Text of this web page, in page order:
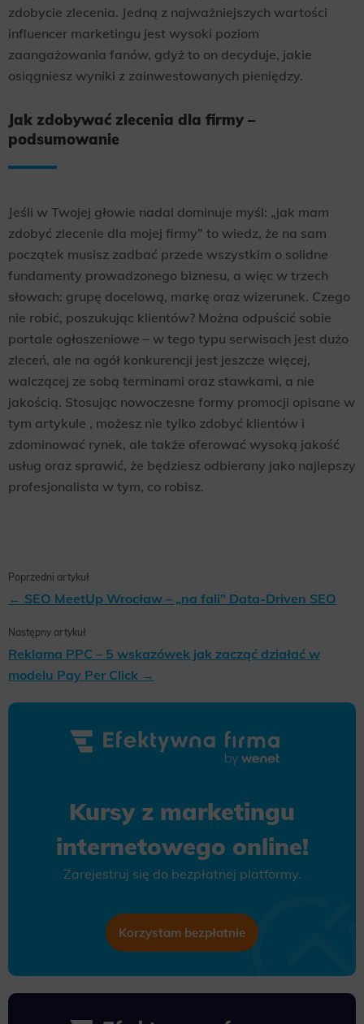
zdobycie zlecenia. Jedną z najważniejszych wartości
influencer marketingu jest wysoki poziom
zaangażowania fanów, gdyż to on decyduje, jakie
osiągniesz wyniki z zainwestowanych pieniędzy.
Jak zdobywać zlecenia dla firmy –
podsumowanie
Jeśli w Twojej głowie nadal dominuje myśl: „jak mam
zdobyć zlecenie dla mojej firmy” to wiedz, że na sam
początek musisz zadbać przede wszystkim o solidne
fundamenty prowadzonego biznesu, a więc w trzech
słowach: grupę docelową, markę oraz wizerunek. Czego
nie robić, poszukując klientów? Można odpuścić sobie
portale ogłoszeniowe – w tego typu serwisach jest dużo
zleceń, ale na ogół konkurencji jest jeszcze więcej,
walczącej ze sobą terminami oraz stawkami, a nie
jakością. Stosując nowoczesne formy promocji opisane w
tym artykule , możesz nie tylko zdobyć klientów i
zdominować rynek, ale także oferować wysoką jakość
usług oraz sprawić, że będziesz odbierany jako najlepszy
profesjonalista w tym, co robisz.
Poprzedni artykuł
← SEO MeetUp Wrocław – „na fali” Data-Driven SEO
Następny artykuł
Reklama PPC – 5 wskazówek jak zacząć działać w
modelu Pay Per Click →
Kursy z marketingu
internetowego online!
Zarejestruj się do bezpłatnej platformy.
Korzystam bezpłatnie